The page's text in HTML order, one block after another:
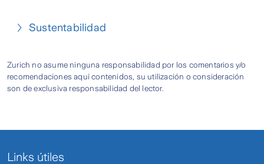
Sustentabilidad
Zurich no asume ninguna responsabilidad por los comentarios y/o
recomendaciones aquí contenidos, su utilización o consideración
son de exclusiva responsabilidad del lector.
Links útiles